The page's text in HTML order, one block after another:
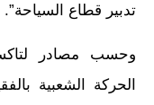
تدبير قطاع السياحة”.
وحسب مصادر
الحركة الشعبية